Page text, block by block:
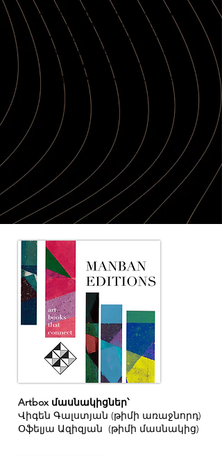
Մասնակգիտացված անկախ
հրատարակչություն, որը
փորձագիտորեն մշակում և
հրատարակում է նյութեր
հայկական մշակույթի
ուղղությունների մասին։
Artbox մասնակիցներ՝
Վիգեն Գալստյան (թիմի առաջնորդ)
Օֆելյա Ազիզյան (թիմի մասնակից)